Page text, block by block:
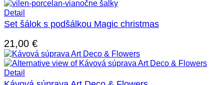
Detail
Set šálok s podšálkou Magic christmas
21,00 €
Detail